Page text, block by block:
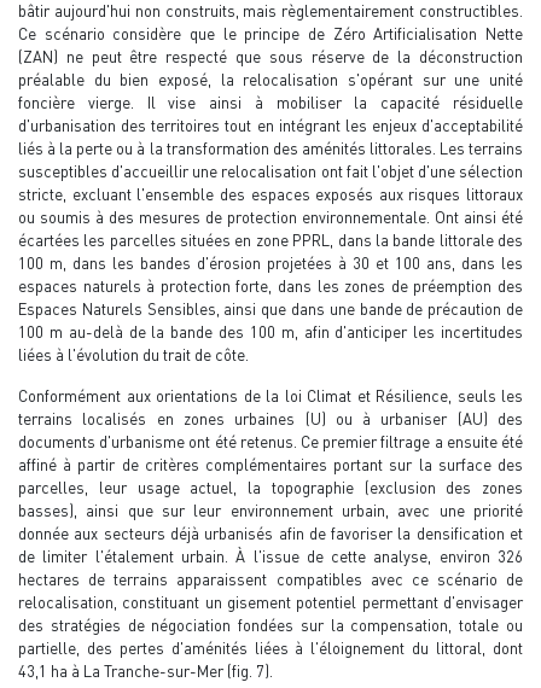
bâtir aujourd'hui non construits, mais règlementairement constructibles.
Ce scénario considère que le principe de Zéro Artificialisation Nette
(ZAN) ne peut être respecté que sous réserve de la déconstruction
préalable du bien exposé, la relocalisation s'opérant sur une unité
foncière vierge. Il vise ainsi à mobiliser la capacité résiduelle
d'urbanisation des territoires tout en intégrant les enjeux d'acceptabilité
liés à la perte ou à la transformation des aménités littorales. Les terrains
susceptibles d'accueillir une relocalisation ont fait l'objet d'une sélection
stricte, excluant l'ensemble des espaces exposés aux risques littoraux
ou soumis à des mesures de protection environnementale. Ont ainsi été
écartées les parcelles situées en zone PPRL, dans la bande littorale des
100 m, dans les bandes d'érosion projetées à 30 et 100 ans, dans les
espaces naturels à protection forte, dans les zones de préemption des
Espaces Naturels Sensibles, ainsi que dans une bande de précaution de
100 m au-delà de la bande des 100 m, afin d'anticiper les incertitudes
liées à l'évolution du trait de côte.
Conformément aux orientations de la loi Climat et Résilience, seuls les
terrains localisés en zones urbaines (U) ou à urbaniser (AU) des
documents d'urbanisme ont été retenus. Ce premier filtrage a ensuite été
affiné à partir de critères complémentaires portant sur la surface des
parcelles, leur usage actuel, la topographie (exclusion des zones
basses), ainsi que sur leur environnement urbain, avec une priorité
donnée aux secteurs déjà urbanisés afin de favoriser la densification et
de limiter l'étalement urbain. À l'issue de cette analyse, environ 326
hectares de terrains apparaissent compatibles avec ce scénario de
relocalisation, constituant un gisement potentiel permettant d'envisager
des stratégies de négociation fondées sur la compensation, totale ou
partielle, des pertes d'aménités liées à l'éloignement du littoral, dont
43,1 ha à La Tranche-sur-Mer (fig. 7).